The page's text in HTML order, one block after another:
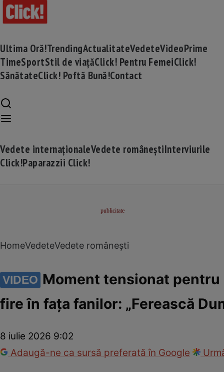
Ultima Oră!TrendingActualitateVedeteVideoPrime
TimeSportStil de viațăClick! Pentru FemeiClick!
SănătateClick! Poftă Bună!Contact
Vedete internaționaleVedete româneștiInterviurile
Click!Paparazzii Click!
HomeVedeteVedete românești
VIDEO Moment tensionat
fire în fața fanilor: „Ferească
8 iulie 2026 9:02
Adaugă-ne ca sursă preferată în Google